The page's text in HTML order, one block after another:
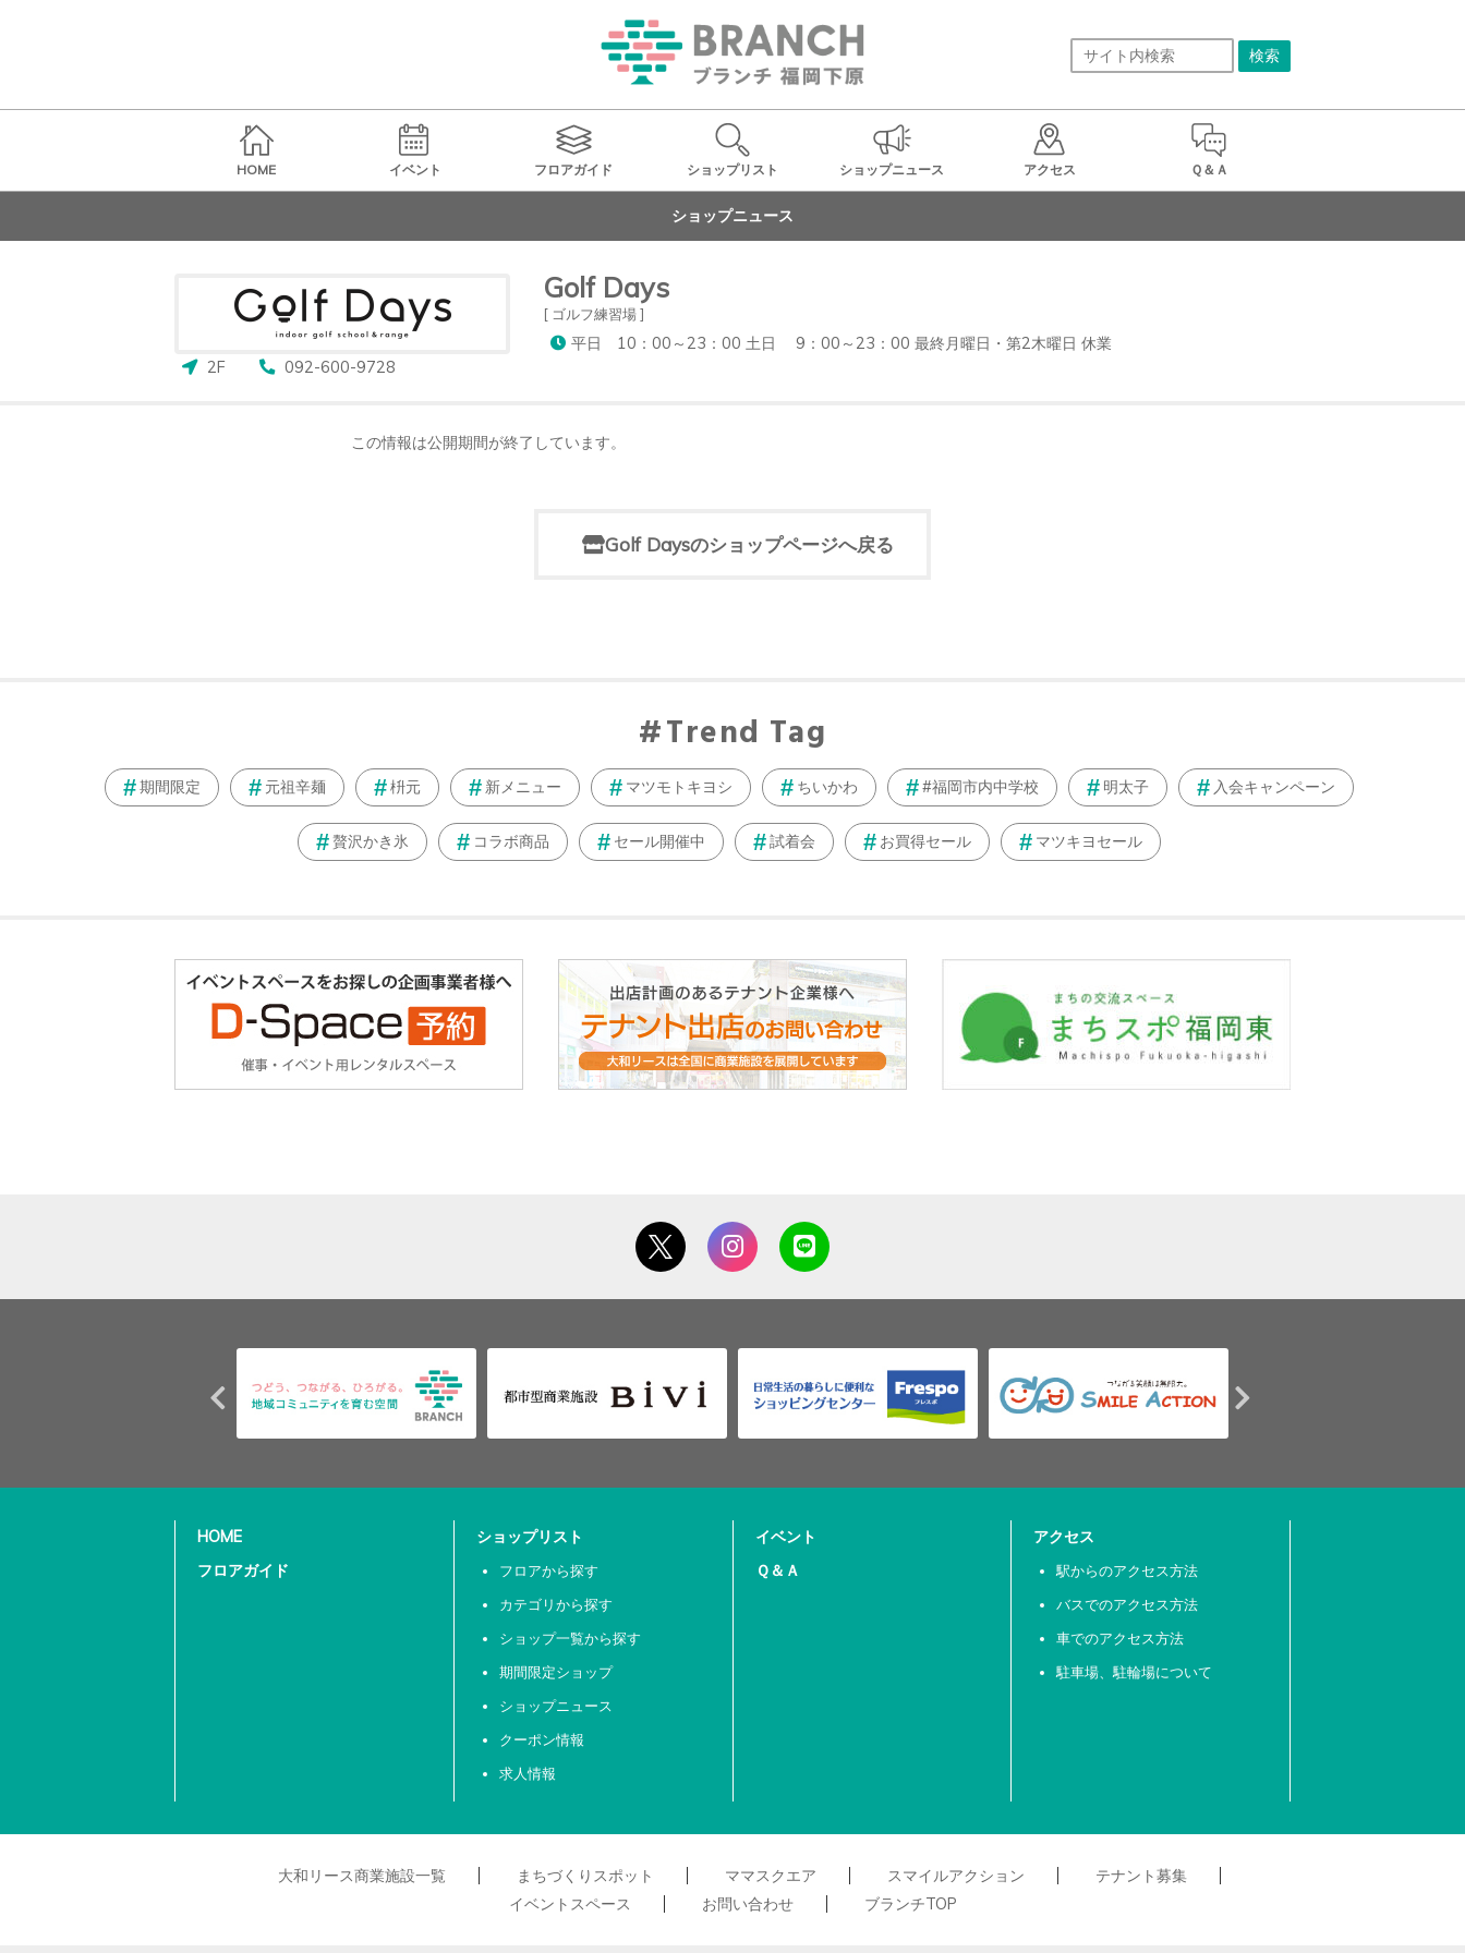
HOME イベント フロアガイド ショップリスト ショップニュース アクセス Ｑ＆Ａ
ショップニュース
Golf Days
[ ゴルフ練習場 ]
平日 10：00～23：00 土日 9：00～23：00 最終月曜日・第2木曜日 休業
2F
092-600-9728
この情報は公開期間が終了しています。
Golf Daysのショップページへ戻る
Trend Tag
期間限定 元祖辛麺 枡元 新メニュー マツモトキヨシ ちいかわ #福岡市内中学校 明太子 入会キャンペーン
贅沢かき氷 コラボ商品 セール開催中 試着会 お買得セール マツキヨセール
HOME
フロアガイド
ショップリスト
フロアから探す
カテゴリから探す
ショップ一覧から探す
期間限定ショップ
ショップニュース
クーポン情報
求人情報
イベント
Ｑ＆Ａ
アクセス
駅からのアクセス方法
バスでのアクセス方法
車でのアクセス方法
駐車場、駐輪場について
大和リース商業施設一覧 まちづくりスポット ママスクエア スマイルアクション
テナント募集
イベントスペース
お問い合わせ ブランチTOP